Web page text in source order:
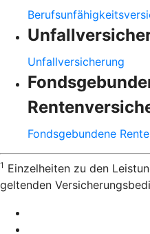
Unfallversicherung
Fondsgebundene
1 Einzelheiten zu den
geltenden